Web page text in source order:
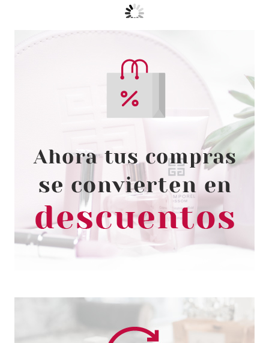
CATRICE
CATRICE POWER PLUMPING
FLOWER & HERB EDITION
BARRA DE LABIOS EN GEL 030
BLOOMING ORCHID
Pvr 4.69€
-26%
desde
3.49€